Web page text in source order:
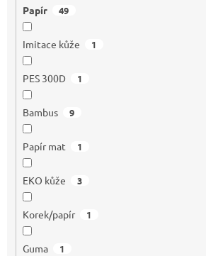
Papír 49
Imitace kůže 1
PES 300D 1
Bambus 9
Papír mat 1
EKO kůže 3
Korek/papír 1
Guma 1